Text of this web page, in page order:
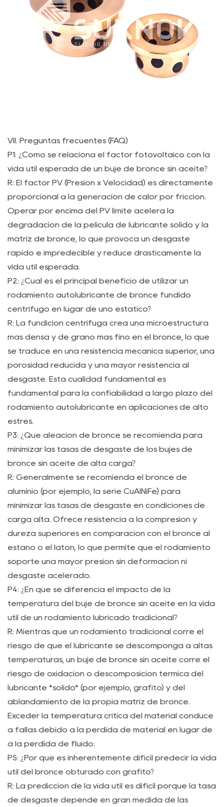
VII. Preguntas frecuentes (FAQ)
P1: ¿Cómo se relaciona el factor fotovoltaico con la
vida útil esperada de un buje de bronce sin aceite?
R: El factor PV (Presión x Velocidad) es directamente
proporcional a la generación de calor por fricción.
Operar por encima del PV límite acelera la
degradación de la película de lubricante sólido y la
matriz de bronce, lo que provoca un desgaste
rápido e impredecible y reduce drásticamente la
vida útil esperada.
P2: ¿Cuál es el principal beneficio de utilizar un
rodamiento autolubricante de bronce fundido
centrífugo en lugar de uno estático?
R: La fundición centrífuga crea una microestructura
más densa y de grano más fino en el bronce, lo que
se traduce en una resistencia mecánica superior, una
porosidad reducida y una mayor resistencia al
desgaste. Esta cualidad fundamental es
fundamental para la confiabilidad a largo plazo del
rodamiento autolubricante en aplicaciones de alto
estrés.
P3: ¿Qué aleación de bronce se recomienda para
minimizar las tasas de desgaste de los bujes de
bronce sin aceite de alta carga?
R: Generalmente se recomienda el bronce de
aluminio (por ejemplo, la serie CuAlNiFe) para
minimizar las tasas de desgaste en condiciones de
carga alta. Ofrece resistencia a la compresión y
dureza superiores en comparación con el bronce al
estaño o el latón, lo que permite que el rodamiento
soporte una mayor presión sin deformación ni
desgaste acelerado.
P4: ¿En qué se diferencia el impacto de la
temperatura del buje de bronce sin aceite en la vida
útil de un rodamiento lubricado tradicional?
R: Mientras que un rodamiento tradicional corre el
riesgo de que el lubricante se descomponga a altas
temperaturas, un buje de bronce sin aceite corre el
riesgo de oxidación o descomposición térmica del
lubricante *sólido* (por ejemplo, grafito) y del
ablandamiento de la propia matriz de bronce.
Exceder la temperatura crítica del material conduce
a fallas debido a la pérdida de material en lugar de
a la pérdida de fluido.
P5: ¿Por qué es inherentemente difícil predecir la vida
útil del bronce obturado con grafito?
R: La predicción de la vida útil es difícil porque la tasa
de desgaste depende en gran medida de las